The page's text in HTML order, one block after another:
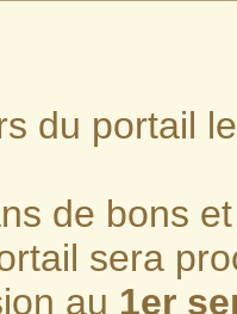
du portail
de bons
sera
au 1er